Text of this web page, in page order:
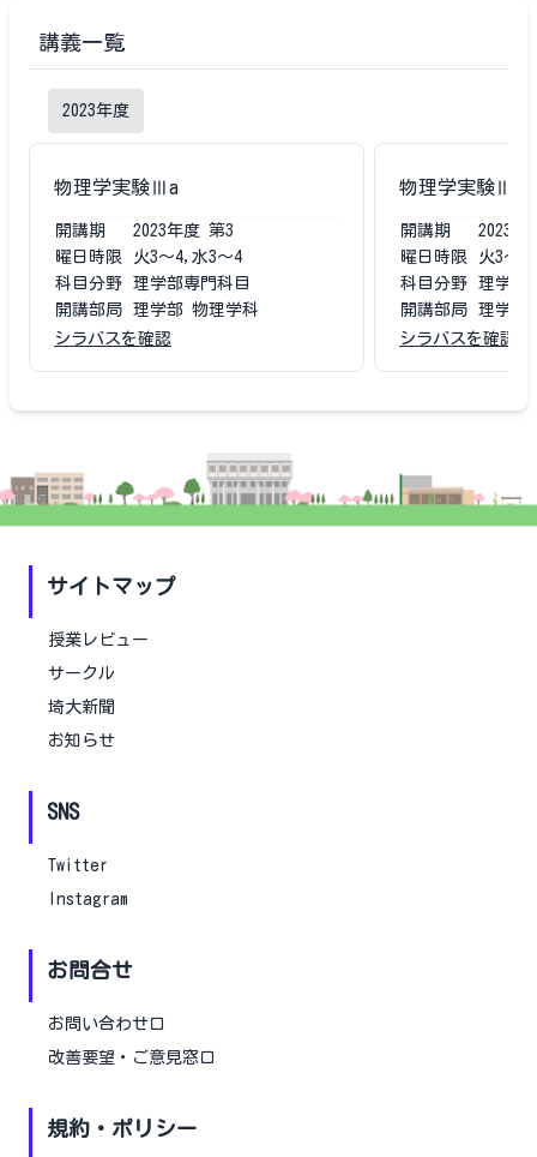
講義一覧
2023年度
物理学実験Ⅲa
開講期 2023年度 第3
曜日時限
火3〜4,水3〜4
科目分野
理学部専門科目
開講部局
理学部 物理学科
シラバスを確認
物理学実験Ⅲa
開講期 2023
曜日時限
火3〜
科目分野
理学部
開講部局
理学部
シラバスを確認
サイトマップ
授業レビュー
サークル
埼大新聞
お知らせ
SNS
Twitter
Instagram
お問合せ
お問い合わせ口
改善要望・ご意見窓口
規約・ポリシー